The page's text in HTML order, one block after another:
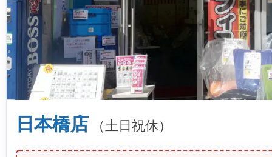
日本橋店 （土日祝休）